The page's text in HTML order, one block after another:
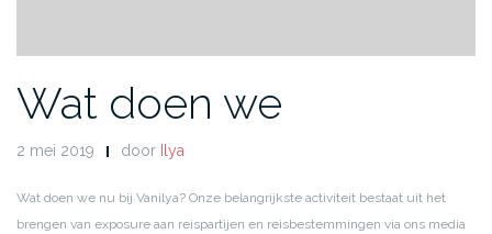
Wat doen we
2 mei 2019 door Ilya
Wat doen we nu bij Vanilya? Onze belangrijkste activiteit bestaat uit het
brengen van exposure aan reispartijen en reisbestemmingen via ons media